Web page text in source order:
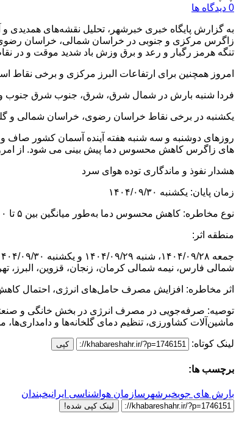
0 دیدگاه ها
به گزارش پایگاه خبری خبرشهر، تحلیل نقشه‌های همدیدی
زاگرس مرکزی و جنوبی در خراسان شمالی، خراسان
تنگه هرمز رگبار و رعد و برق وزش باد شدید موقت و در
امروز همچنین برای ارتفاعات البرز مرکزی و برخی نقاط
فردا شنبه بارش در شمال شرق، شرق، جنوب شرق جنوب
یکشنبه در برخی نقاط خراسان رضوی، خراسان شمالی و
روزهای دوشنبه و سه شنبه هفته آینده آسمان کشور صاف و
های زاگرس کاهش محسوس دما پیش بینی می شود. از
هشدار نفوذ و ماندگاری توده هوای سرد
زمان پایان: یکشنبه ۱۴۰۴/۰۹/۳۰
نوع مخاطره: کاهش محسوس دما به‌طور میانگین بین ۵ تا ۱۰ درجه و به‌صورت نقطه‌ای در مناطق سردسیر و کوهستانی تا ۱۵ درجه
منطقه اثر:
شمالی فارس، نیمه شمالی کرمان، زنجان، قزوین، البرز،
اثر مخاطره: افزایش مصرف حامل‌های انرژی، احتمال
توصیه: صرفه‌جویی در مصرف انرژی در بخش خانگی و صنعتی،
ماشین‌آلات کشاورزی، تنظیم دمای گلخانه‌ها و
لینک کوتاه: کپی
برچسب ها:
بارش های جویخبرشهر سازمان هواشناسی ایرانیخبندان
لینک کپی شده!